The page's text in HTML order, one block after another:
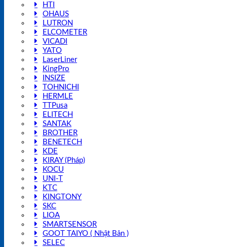
HTI
OHAUS
LUTRON
ELCOMETER
VICADI
YATO
LaserLiner
KingPro
INSIZE
TOHNICHI
HERMLE
TTPusa
ELITECH
SANTAK
BROTHER
BENETECH
KDE
KIRAY (Pháp)
KOCU
UNI-T
KTC
KINGTONY
SKC
LIOA
SMARTSENSOR
GOOT TAIYO ( Nhật Bản )
SELEC